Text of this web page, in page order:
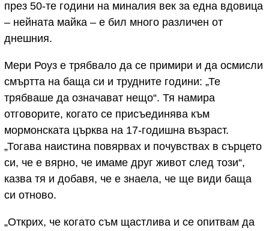
през 50-те години на миналия век за една вдовица
– нейната майка – е бил много различен от
днешния.
Мери Роуз е трябвало да се примири и да осмисли
смъртта на баща си и трудните години: „Те
трябваше да означават нещо“. Тя намира
отговорите, когато се присъединява към
мормонската църква на 17-годишна възраст.
„Тогава наистина повярвах и почувствах в сърцето
си, че е вярно, че имаме друг живот след този“,
казва тя и добавя, че е знаела, че ще види баща
си отново.
„Открих, че когато съм щастлива и се опитвам да